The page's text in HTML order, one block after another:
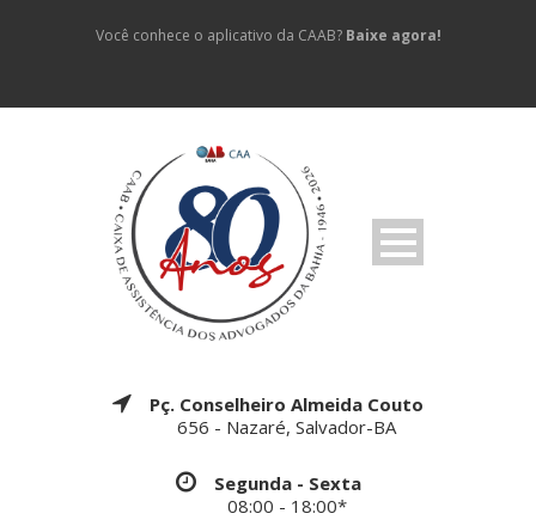
Você conhece o aplicativo da CAAB? Baixe agora!
Pç. Conselheiro Almeida Couto
656 - Nazaré, Salvador-BA
Segunda - Sexta
08:00 - 18:00*